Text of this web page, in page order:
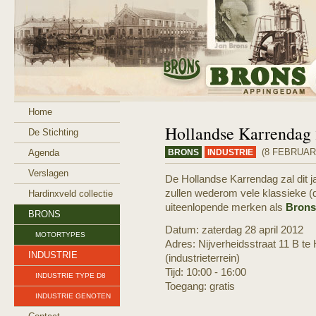
Hollandse
BRONS INDUSTRIE (8
De Hollandse Karrendag zal dit
zullen wederom vele klassieke
uiteenlopende merken als Brons
Datum: zaterdag 28 april 2012
Adres: Nijverheidsstraat 11 B te
(industrieterrein)
Tijd: 10:00 - 16:00
Toegang: gratis
Home
De Stichting
Agenda
Verslagen
Hardinxveld collectie
BRONS
MOTORTYPES
INDUSTRIE
INDUSTRIE TYPE D8
INDUSTRIE GENOTEN